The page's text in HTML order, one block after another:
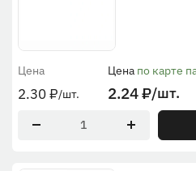
Цена
2.30₽/шт.
Цена по карте
2.24₽/шт.